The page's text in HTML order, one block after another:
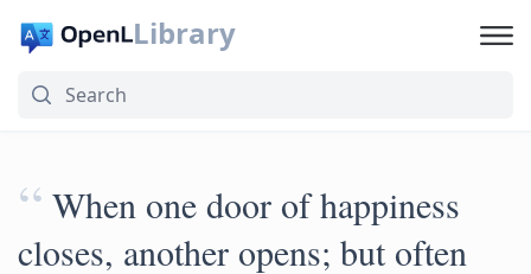
Library
“ When one door of happiness
closes, another opens; but often